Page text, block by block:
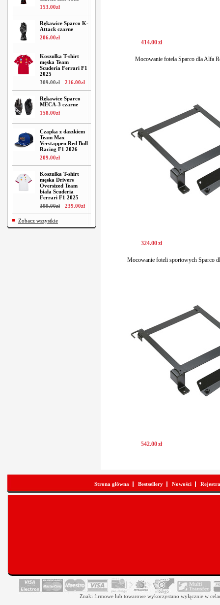
153.00zł
Rękawice Sparco K-
Attack czarne
206.00zł
Koszulka T-shirt
męska Team
Scuderia Ferrari F1
2025
309.00zł 216.00zł
Rękawice Sparco
MECA-3 czarne
158.00zł
Czapka z daszkiem
Team Max
Verstappen Red Bull
Racing F1 2026
209.00zł
Koszulka T-shirt
męska Drivers
Oversized Team
biała Scuderia
Ferrari F1 2025
399.00zł 239.00zł
Zobacz wszystkie
414.00zł
Mocowanie fotela Sparco dla Alfa
324.00zł
Mocowanie foteli sportowych Sparco
542.00zł
Strona główna Bestsellery Nowości
Znaki firmowe lub towarowe wykorzystano wyłącznie w